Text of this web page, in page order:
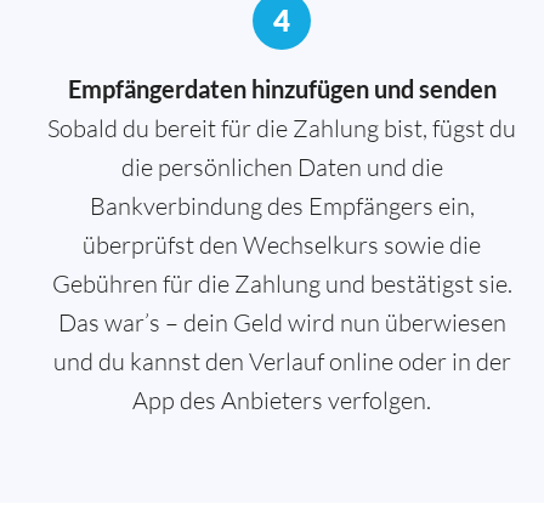
4
Empfängerdaten hinzufügen und senden
Sobald du bereit für die Zahlung bist, fügst du
die persönlichen Daten und die
Bankverbindung des Empfängers ein,
überprüfst den Wechselkurs sowie die
Gebühren für die Zahlung und bestätigst sie.
Das war’s – dein Geld wird nun überwiesen
und du kannst den Verlauf online oder in der
App des Anbieters verfolgen.